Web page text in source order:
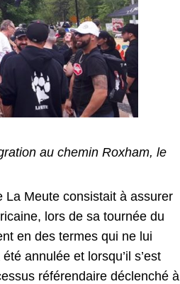
au chemin Roxham, le
La Meute consistait à assurer
lors de sa tournée du
en des termes qui ne lui
annulée et lorsqu’il s’est
référendaire déclenché à